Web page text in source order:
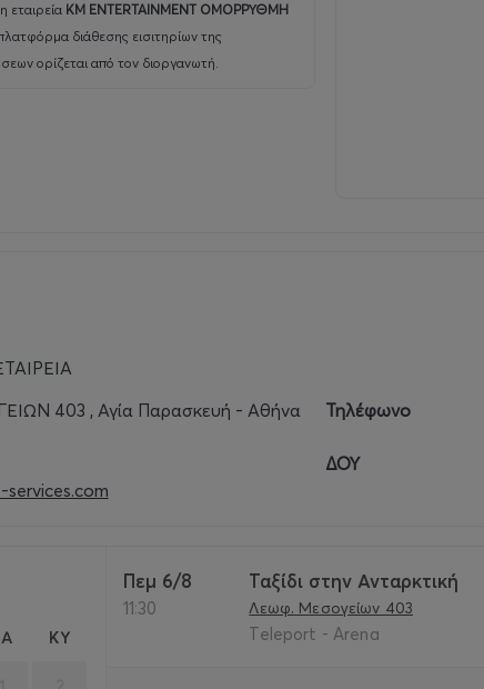
εταιρεία KM ENTERTAINMENT ΟΜΟΡΡΥΘΜΗ
διάθεσης εισιτηρίων της
ορίζεται από τον διοργανωτή.
403 , Αγία Παρασκευή - Αθήνα
Τηλέφωνο
ΔΟΥ
ΚΥ
Πεμ 6/8
11:30
Ταξίδι στην Ανταρκτική
Λεωφ. Μεσογείων 403
Teleport - Arena